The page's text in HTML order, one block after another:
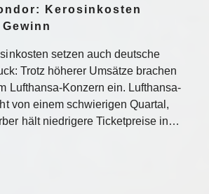
Kerosinkosten
setzen auch deutsche
Trotz höherer Umsätze brachen
Lufthansa-Konzern ein. Lufthansa-
von einem schwierigen Quartal,
hält niedrigere Ticketpreise in…